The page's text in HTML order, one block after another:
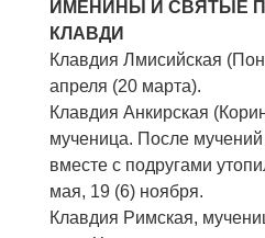
ИМЕНИНЫ И СВЯТЫЕ
КЛАВДИ
Клавдия Лмисийская
апреля (20 марта).
Клавдия Анкирская
мученица. После
вместе с подругами
мая, 19 (6) ноября.
Клавдия Римская,